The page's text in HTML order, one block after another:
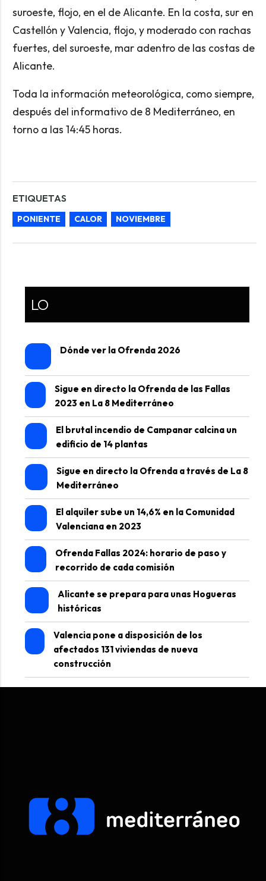
suroeste, flojo, en el de Alicante. En la costa, sur en
Castellón y Valencia, flojo, y moderado con rachas
fuertes, del suroeste, mar adentro de las costas de
Alicante.
Toda la información meteorológica, como siempre,
después del informativo de 8 Mediterráneo, en
torno a las 14:45 horas.
ETIQUETAS
PONIENTE CALOR NOVIEMBRE
LO
Dónde ver la Ofrenda 2026
Sigue en directo la Ofrenda de las Fallas
2023 en La 8 Mediterráneo
El brutal incendio de Campanar calcina un
edificio de 14 plantas
Sigue en directo la Ofrenda a través de La 8
Mediterráneo
El alquiler sube un 14,6% en la Comunidad
Valenciana en 2023
Ofrenda Fallas 2024: horario de paso y
recorrido de cada comisión
Alicante se prepara para unas Hogueras
históricas
Valencia pone a disposición de los
afectados 131 viviendas de nueva
construcción